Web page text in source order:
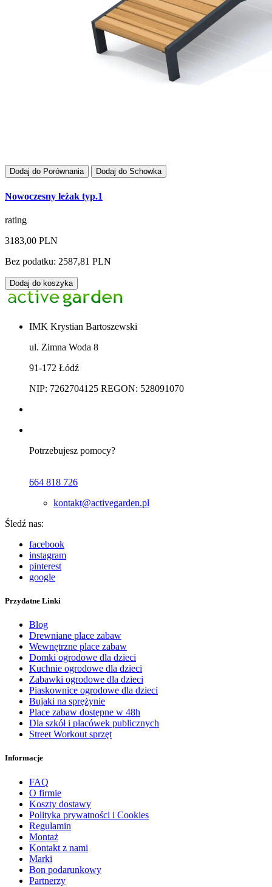
Dodaj do Porównania Dodaj do Schowka
Nowoczesny leżak typ.1
rating
3183,00 PLN
Bez podatku: 2587,81 PLN
Dodaj do koszyka
IMK Krystian Bartoszewski
ul. Zimna Woda 8
91-172 Łódź
NIP: 7262704125 REGON: 528091070
Potrzebujesz pomocy?
664 818 726
kontakt@activegarden.pl
Śledź nas:
facebook
instagram
pinterest
google
Przydatne Linki
Blog
Drewniane place zabaw
Wewnętrzne place zabaw
Domki ogrodowe dla dzieci
Kuchnie ogrodowe dla dzieci
Zabawki ogrodowe dla dzieci
Piaskownice ogrodowe dla dzieci
Bujaki na sprężynie
Place zabaw dostępne w 48h
Dla szkół i placówek publicznych
Street Workout sprzęt
Informacje
FAQ
O firmie
Koszty dostawy
Polityka prywatności i Cookies
Regulamin
Montaż
Kontakt z nami
Marki
Bon podarunkowy
Partnerzy